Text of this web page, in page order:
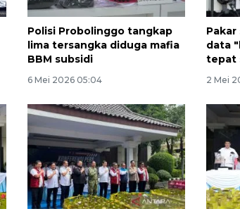
Polisi Probolinggo tangkap
lima tersangka diduga mafia
BBM subsidi
6 Mei 2026 05:04
data
tepat
2 Mei
Vaksin
laki
2026-08-06